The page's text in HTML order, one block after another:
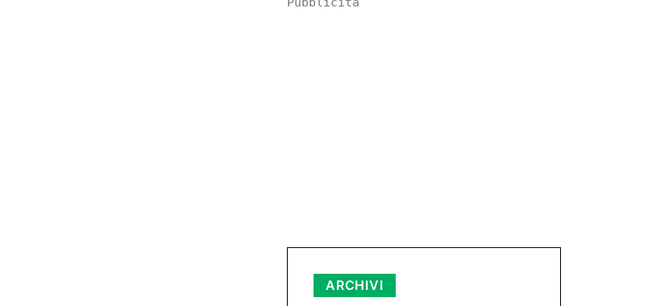
ARCHIVI